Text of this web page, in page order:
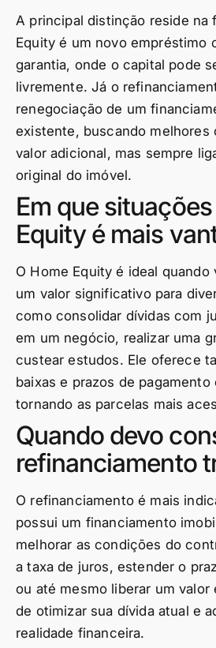
A principal distinção reside na
Equity é um novo empréstimo
garantia, onde o capital pode
livremente. Já o
renegociação de um
existente, buscando melhores
valor adicional, mas sempre
original do imóvel.
Em que
Equity é mais
O Home Equity é ideal quando
um valor significativo para
como consolidar dívidas com
em um negócio, realizar uma
custear estudos. Ele oferece
baixas e prazos de pagamento
tornando as parcelas mais
Quando devo
refinanciamento
O refinanciamento é mais
possui um financiamento
melhorar as condições do
a taxa de juros, estender o
ou até mesmo liberar um valor
de otimizar sua dívida atual e
realidade financeira.